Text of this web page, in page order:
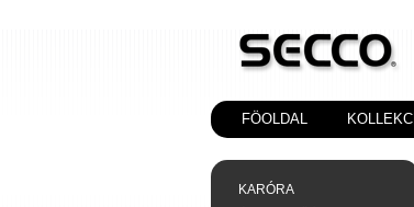
FÖOLDAL
KARÓRA